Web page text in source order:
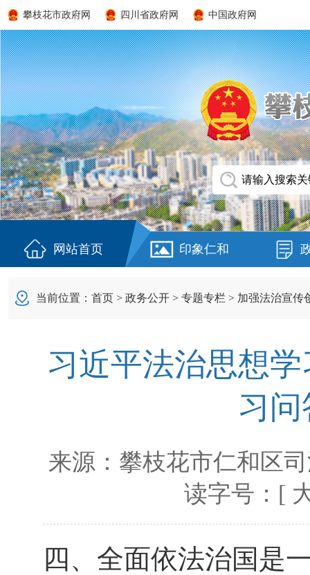
攀枝花市政府网 四川省政府网 中国政府网
网站首页 印象仁和
当前位置： 首页 > 政务公开 > 专题专栏 > 加强法治宣传
习近平法治思想
习
来源： 攀枝花市仁和区
读字号：[
四、全面依法治国是